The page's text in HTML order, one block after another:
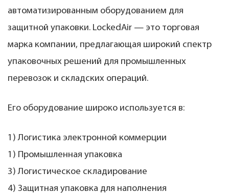
автоматизированным оборудованием для
защитной упаковки. LockedAir — это торговая
марка компании, предлагающая широкий спектр
упаковочных решений для промышленных
перевозок и складских операций.
Его оборудование широко используется в:
1) Логистика электронной коммерции
1) Промышленная упаковка
3) Логистическое складирование
4) Защитная упаковка для наполнения